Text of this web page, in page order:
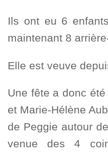
Ils ont eu 6
maintenant 8
Elle est veuve
Une fête a donc
et Marie-Hélène
de Peggie autour
venue des 4